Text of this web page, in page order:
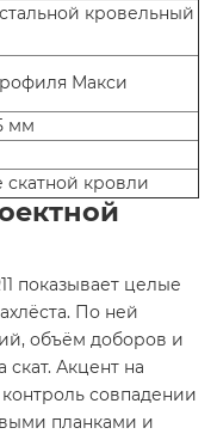
кровельный
Макси
мм
кровли
показывает целые
По ней
объём доборов и
Акцент на
совпадении
планками и